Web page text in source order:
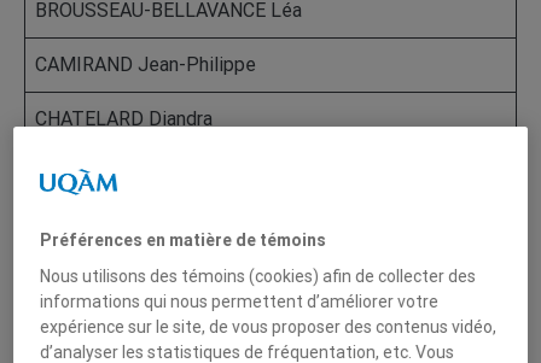
BROUSSEAU-BELLAVANCE Léa
CAMIRAND Jean-Philippe
CHATELARD Diandra
CLÉRIS David
ELCHEBLY Clara
ÉLIZÉE Natacha
Préférences en matière de témoins
Nous utilisons des témoins (cookies) afin de collecter des
informations qui nous permettent d’améliorer votre
expérience sur le site, de vous proposer des contenus vidéo,
d’analyser les statistiques de fréquentation, etc. Vous